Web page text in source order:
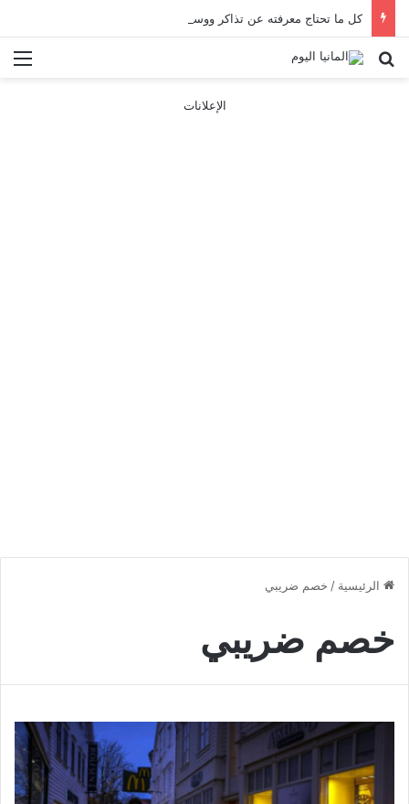
كل ما تحتاج معرفته عن تذاكر ووسائل النقل في باريس 2025
بحث عن
الإعلانات
الرئيسية / خصم ضريبي
خصم ضريبي